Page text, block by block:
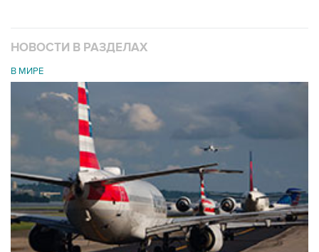
НОВОСТИ В РАЗДЕЛАХ
В МИРЕ